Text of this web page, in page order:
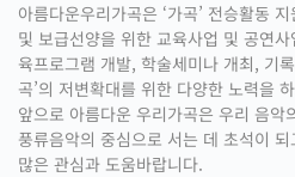
아름다운우리가곡은 ‘가곡’ 전승활동
및 보급선양을 위한 교육사업 및 공연
육프로그램 개발, 학술세미나 개최, 기
곡’의 저변확대를 위한 다양한 노력을
앞으로 아름다운 우리가곡은 우리 음악
풍류음악의 중심으로 서는 데 초석이
많은 관심과 도움바랍니다.